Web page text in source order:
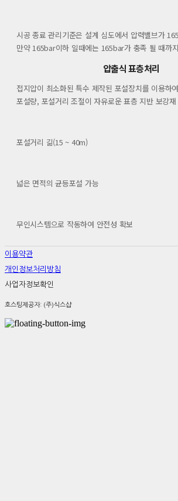
시공 종료 관리기준은 설계 심도에서 압력밸브가
만약 165bar이하 일때에는 165bar가 충족 될 때까
압출식 표층처리
접지압이 최소화된 특수 제작된 포설장치를 이용하
포설량, 포설거리 조절이 자유로운 표층 지반 보강재
포설거리 긺(15 ~ 40m)
넓은 면적의 균등포설 가능
무인시스템으로 작동하여 안전성 확보
이용약관
개인정보처리방침
사업자정보확인
호스팅제공자: (주)식스샵